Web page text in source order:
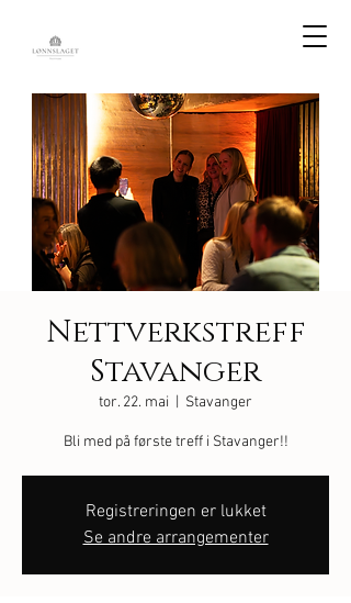
Nettverkstreff
Stavanger
tor. 22. mai Stavanger
Bli med på første treff i Stavanger!!
Registreringen er lukket
Se andre arrangementer